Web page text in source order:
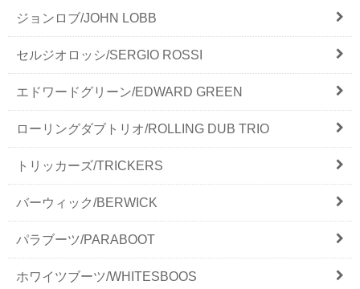
ジョンロブ/JOHN LOBB
セルジオロッシ/SERGIO ROSSI
エドワードグリーン/EDWARD GREEN
ローリングダブトリオ/ROLLING DUB TRIO
トリッカーズ/TRICKERS
バーウィック/BERWICK
パラブーツ/PARABOOT
ホワイツブーツ/WHITESBOOS